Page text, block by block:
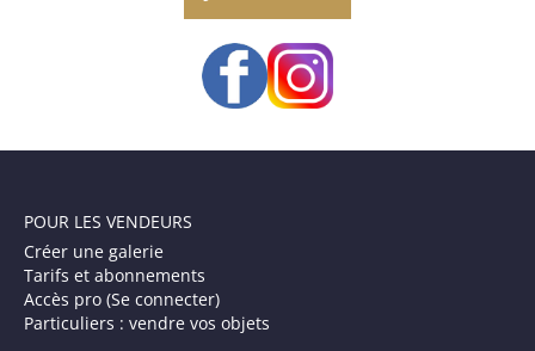
POUR LES VENDEURS
Créer une galerie
Tarifs et abonnements
Accès pro (Se connecter)
Particuliers : vendre vos objets